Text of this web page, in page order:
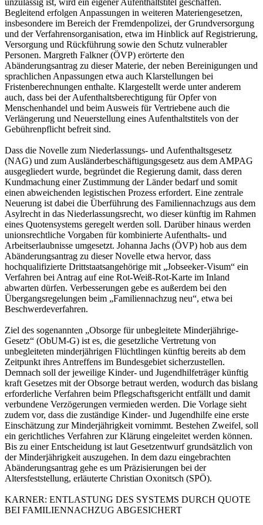
Begleitend erfolgen Anpassungen in weiteren Materiengesetzen,
insbesondere im Bereich der Fremdenpolizei, der Grundversorgung
und der Verfahrensorganisation, etwa im Hinblick auf Registrierung,
Versorgung und Rückführung sowie den Schutz vulnerabler
Personen. Margreth Falkner (ÖVP) erörterte den
Abänderungsantrag zu dieser Materie, der neben Bereinigungen und
sprachlichen Anpassungen etwa auch Klarstellungen bei
Fristenberechnungen enthalte. Klargestellt werde unter anderem
auch, dass bei der Aufenthaltsberechtigung für Opfer von
Menschenhandel und beim Ausweis für Vertriebene auch die
Verlängerung und Neuerstellung eines Aufenthaltstitels von der
Gebührenpflicht befreit sind.
Dass die Novelle zum Niederlassungs- und Aufenthaltsgesetz
(NAG) und zum Ausländerbeschäftigungsgesetz aus dem AMPAG
ausgegliedert wurde, begründet die Regierung damit, dass deren
Kundmachung einer Zustimmung der Länder bedarf und somit
einen abweichenden legistischen Prozess erfordert. Eine zentrale
Neuerung ist dabei die Überführung des Familiennachzugs aus dem
Asylrecht in das Niederlassungsrecht, wo dieser künftig im Rahmen
eines Quotensystems geregelt werden soll. Darüber hinaus werden
unionsrechtliche Vorgaben für kombinierte Aufenthalts- und
Arbeitserlaubnisse umgesetzt. Johanna Jachs (ÖVP) hob aus dem
Abänderungsantrag zu dieser Novelle etwa hervor, dass
hochqualifizierte Drittstaatsangehörige mit „Jobseeker-Visum“ ein
Verfahren bei Antrag auf eine Rot-Weiß-Rot-Karte im Inland
abwarten dürfen. Verbesserungen gebe es außerdem bei den
Übergangsregelungen beim „Familiennachzug neu“, etwa bei
Beschwerdeverfahren.
Ziel des sogenannten „Obsorge für unbegleitete Minderjährige-
Gesetz“ (ObUM-G) ist es, die gesetzliche Vertretung von
unbegleiteten minderjährigen Flüchtlingen künftig bereits ab dem
Zeitpunkt ihres Antreffens im Bundesgebiet sicherzustellen.
Demnach soll der jeweilige Kinder- und Jugendhilfeträger künftig
kraft Gesetzes mit der Obsorge betraut werden, wodurch das bislang
erforderliche Verfahren beim Pflegschaftsgericht entfällt und damit
verbundene Verzögerungen vermieden werden. Die Vorlage sieht
zudem vor, dass die zuständige Kinder- und Jugendhilfe eine erste
Einschätzung zur Minderjährigkeit vornimmt. Bestehen Zweifel, soll
ein gerichtliches Verfahren zur Klärung eingeleitet werden können.
Bis zu einer Entscheidung ist laut Gesetzentwurf grundsätzlich von
der Minderjährigkeit auszugehen. In dem dazu eingebrachten
Abänderungsantrag gehe es um Präzisierungen bei der
Altersfeststellung, erläuterte Christian Oxonitsch (SPÖ).
KARNER: ENTLASTUNG DES SYSTEMS DURCH QUOTE
BEI FAMILIENNACHZUG ABGESICHERT